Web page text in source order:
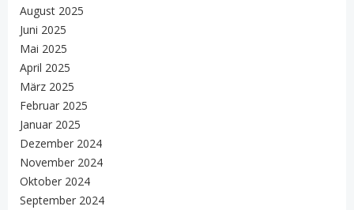
August 2025
Juni 2025
Mai 2025
April 2025
März 2025
Februar 2025
Januar 2025
Dezember 2024
November 2024
Oktober 2024
September 2024